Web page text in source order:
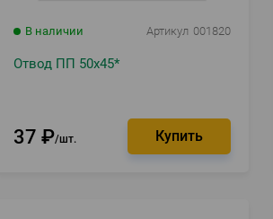
В наличии Артикул 001820
Отвод ПП 50х45*
37 ₽ шт.